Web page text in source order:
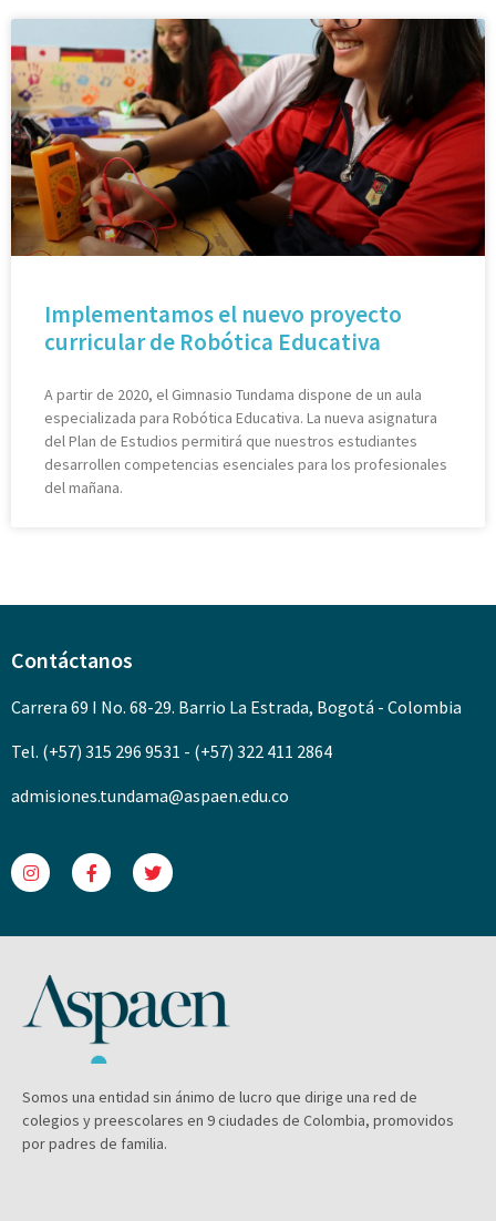
Implementamos el nuevo proyecto
curricular de Robótica Educativa
A partir de 2020, el Gimnasio Tundama dispone de un aula
especializada para Robótica Educativa. La nueva asignatura
del Plan de Estudios permitirá que nuestros estudiantes
desarrollen competencias esenciales para los profesionales
del mañana.
Contáctanos
Carrera 69 I No. 68-29. Barrio La Estrada, Bogotá - Colombia
Tel. (+57) 315 296 9531 - (+57) 322 411 2864
admisiones.tundama@aspaen.edu.co
Somos una entidad sin ánimo de lucro que dirige una red de
colegios y preescolares en 9 ciudades de Colombia, promovidos
por padres de familia.